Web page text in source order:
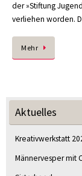
der »Stiftung
verliehen worden.
Mehr
Aktuelles
Kreativwerkstatt
Männervesper mit